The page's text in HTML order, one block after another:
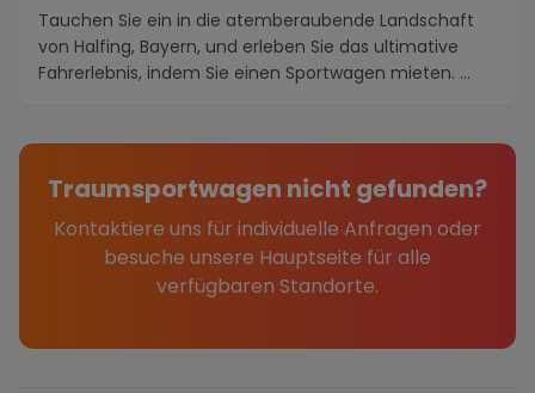
Tauchen Sie ein in die atemberaubende Landschaft
von Halfing, Bayern, und erleben Sie das ultimative
Fahrerlebnis, indem Sie einen Sportwagen mieten. ...
Traumsportwagen nicht gefunden?
Kontaktiere uns für individuelle Anfragen oder
besuche unsere Hauptseite für alle
verfügbaren Standorte.